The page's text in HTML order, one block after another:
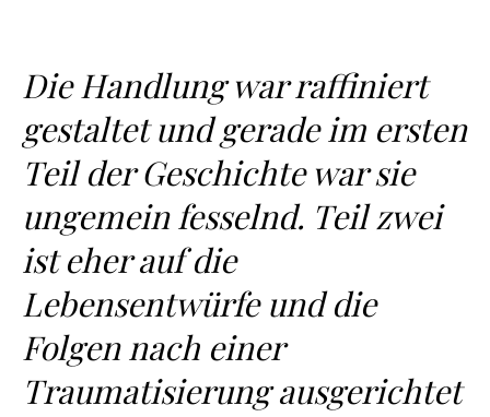
Die Handlung war raffiniert
gestaltet und gerade im ersten
Teil der Geschichte war sie
ungemein fesselnd. Teil zwei
ist eher auf die
Lebensentwürfe und die
Folgen nach einer
Traumatisierung ausgerichtet